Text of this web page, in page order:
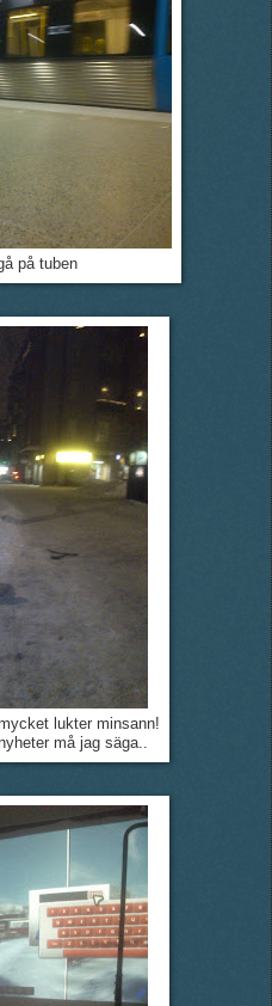
på tuben
lukter minsann!
må jag säga..